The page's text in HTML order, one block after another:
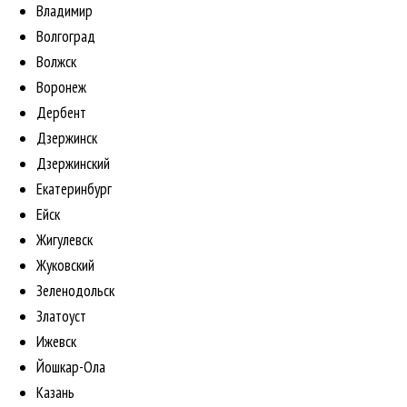
Владимир
Волгоград
Волжск
Воронеж
Дербент
Дзержинск
Дзержинский
Екатеринбург
Ейск
Жигулевск
Жуковский
Зеленодольск
Златоуст
Ижевск
Йошкар-Ола
Казань